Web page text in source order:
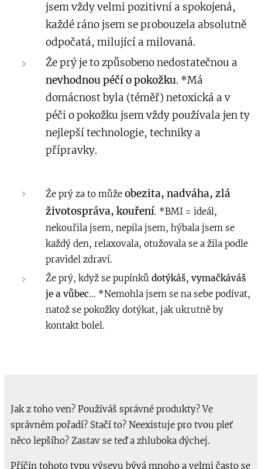
jsem vždy velmi pozitivní a spokojená,
každé ráno jsem se probouzela absolutně
odpočatá, milující a milovaná.
Že prý je to způsobeno nedostatečnou a
nevhodnou péčí o pokožku. *Má
domácnost byla (téměř) netoxická a v
péči o pokožku jsem vždy používala jen ty
nejlepší technologie, techniky a
přípravky.
Že prý za to může obezita, nadváha, zlá
životospráva, kouření. *BMI = ideál,
nekouřila jsem, nepila jsem, hýbala jsem se
každý den, relaxovala, otužovala se a žila podle
pravidel zdraví. ⠀
Že prý, když se pupínků dotýkáš, vymačkáváš
je a vůbec... *Nemohla jsem se na sebe podívat,
natož se pokožky dotýkat, jak ukrutně by
kontakt bolel.
Jak z toho ven? Používáš správné produkty? Ve
správném pořadí? Stačí to? Neexistuje pro tvou pleť
něco lepšího? Zastav se teď a zhluboka dýchej.
Příčin tohoto typu výsevu bývá mnoho a velmi často se